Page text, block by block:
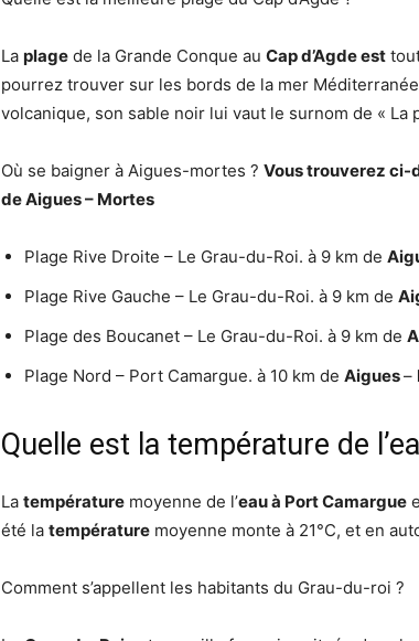
La plage de la Grande Conque au Cap d’Agde est
pourrez trouver sur les bords de la mer
volcanique, son sable noir lui vaut le surnom de « La
Où se baigner à Aigues-mortes ? Vous trouverez ci-
deAigues– Mortes
Plage Rive Droite – Le Grau-du-Roi. à 9 km de
Plage Rive Gauche – Le Grau-du-Roi. à 9 km de
Plage des Boucanet – Le Grau-du-Roi. à 9 km de
Plage Nord – Port Camargue. à 10 km de Aigues–
Quelle est la température de
La température moyenne de l’eau à Port Camargue
été la température moyenne monte à 21°C, et en
Comment s’appellent les habitants du Grau-du-roi ?